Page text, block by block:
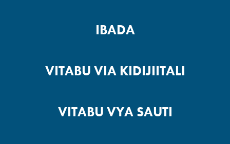
IBADA
VITABU VIA KIDIJIITALI
VITABU VYA SAUTI